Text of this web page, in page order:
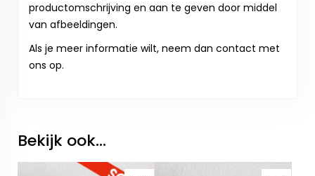
productomschrijving en aan te geven door middel
van afbeeldingen.
Als je meer informatie wilt, neem dan contact met
ons op.
Bekijk ook...